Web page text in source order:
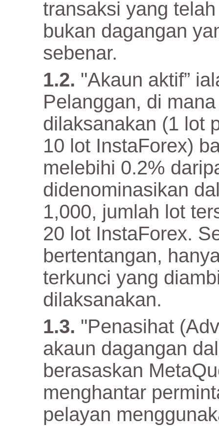
transaksi yang
bukan dagangan
sebenar.
"Akaun aktif”
Pelanggan, di
dilaksanakan (1 lot
10 lot InstaForex)
melebihi 0.2%
didenominasikan
1,000, jumlah lot
20 lot InstaForex.
bertentangan,
terkunci yang
dilaksanakan.
"Penasihat
akaun dagangan
berasaskan
menghantar
pelayan